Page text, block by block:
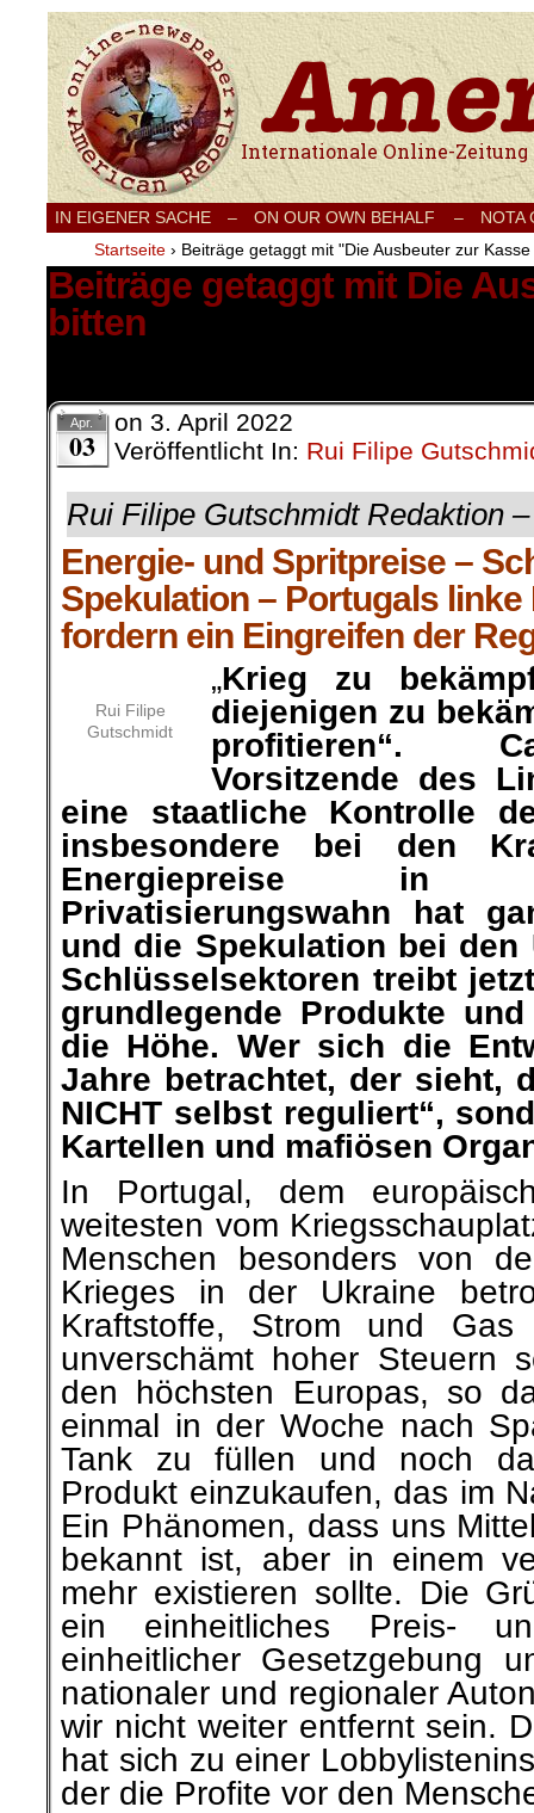
Internationale Onlinezeitung für Frieden,
IN EIGENER SACHE – ON OUR OWN BEHALF –
NOTA
Startseite › Beiträge getaggt mit "Die Ausbeuter zur
Beiträge getaggt mit Die
bitten
Apr.
03
on 3. April 2022
Veröffentlicht In: Rui Filipe
Rui Filipe Gutschmidt Redaktion
Energie- und Spritpreise –
Spekulation – Portugals linke
fordern ein Eingreifen der
Rui Filipe
Gutschmidt
„Krieg zu
diejenigen zu
profitieren“.
Vorsitzende des
eine staatliche Kontrolle
insbesondere bei den
Energiepreise in
Privatisierungswahn hat
und die Spekulation bei den
Schlüsselsektoren treibt
grundlegende Produkte
die Höhe. Wer sich die
Jahre betrachtet, der sieht,
NICHT selbst reguliert“,
Kartellen und mafiösen
In Portugal, dem
weitesten vom
Menschen besonders von
Krieges in der Ukraine
Kraftstoffe, Strom und
unverschämt hoher Steuern
den höchsten Europas, so
einmal in der Woche nach
Tank zu füllen und noch
Produkt einzukaufen, das im
Ein Phänomen, dass uns
bekannt ist, aber in einem
mehr existieren sollte. Die
ein einheitliches Preis-
einheitlicher Gesetzgebung
nationaler und regionaler
wir nicht weiter entfernt sein.
hat sich zu einer
der die Profite vor den